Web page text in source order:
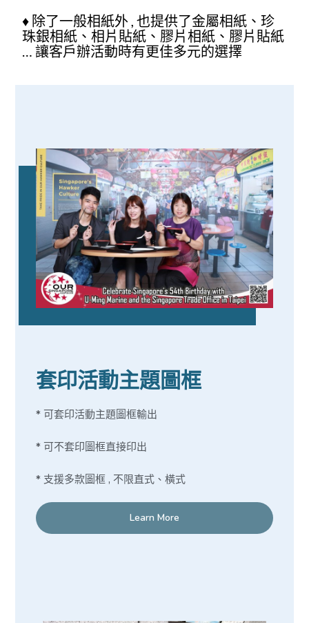
♦ 除了一般相紙外 , 也提供了金屬相紙、 珍
珠銀相紙、相片貼紙、膠片相紙、膠片貼紙
… 讓客戶辦活動時有更佳多元的選擇
套印活動主題圖框
* 可套印活動主題圖框輸出
* 可不套印圖框直接印出
* 支援多款圖框 , 不限直式、橫式
Learn More